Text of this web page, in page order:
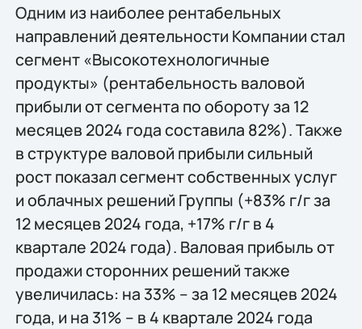
Одним из наиболее рентабельных
направлений деятельности Компании стал
сегмент «Высокотехнологичные
продукты» (рентабельность валовой
прибыли от сегмента по обороту за 12
месяцев 2024 года составила 82%). Также
в структуре валовой прибыли сильный
рост показал сегмент собственных услуг
и облачных решений Группы (+83% г/г за
12 месяцев 2024 года, +17% г/г в 4
квартале 2024 года). Валовая прибыль от
продажи сторонних решений также
увеличилась: на 33% – за 12 месяцев 2024
года, и на 31% – в 4 квартале 2024 года